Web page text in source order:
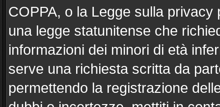
COPPA, o la Legge sulla
una legge statunitense che
informazioni dei minori di età
serve una richiesta scritta da
permettendo la registrazione